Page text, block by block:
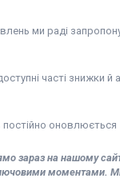
ми раді
часті знижки й
оновлюється
зараз на нашому
моментами. Ми